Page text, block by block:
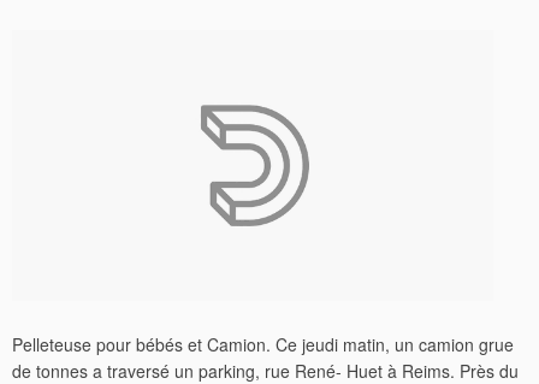
Pelleteuse pour bébés et Camion. Ce jeudi matin, un camion grue
de tonnes a traversé un parking, rue René- Huet à Reims. Près du